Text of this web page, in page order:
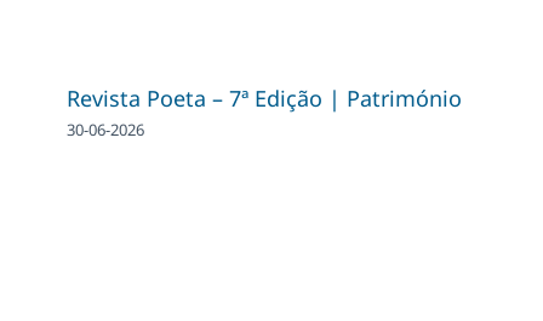
Revista Poeta – 7ª Edição | Património
30-06-2026